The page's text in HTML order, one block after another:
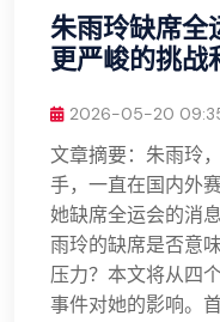
朱雨玲缺席全
更严峻的挑战
2026-05-20
文章摘要：朱雨玲
手，一直在国内外
她缺席全运会的消
雨玲的缺席是否意
压力？本文将从四
事件对她的影响。